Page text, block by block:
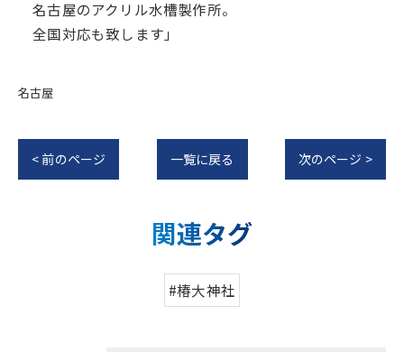
名古屋のアクリル水槽製作所。
全国対応も致します」
名古屋
< 前のページ 一覧に戻る 次のページ >
関連タグ
#椿大神社